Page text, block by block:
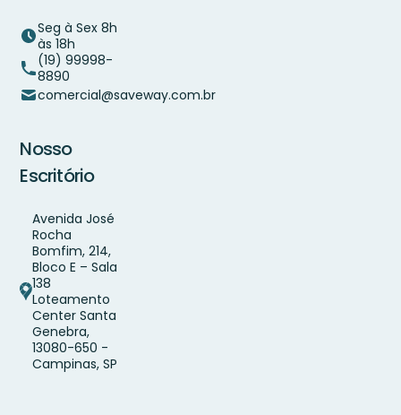
Seg à Sex 8h
às 18h
(19) 99998-
8890
comercial@saveway.com.br
Nosso
Escritório
Avenida José
Rocha
Bomfim, 214,
Bloco E – Sala
138
Loteamento
Center Santa
Genebra,
13080-650 -
Campinas, SP